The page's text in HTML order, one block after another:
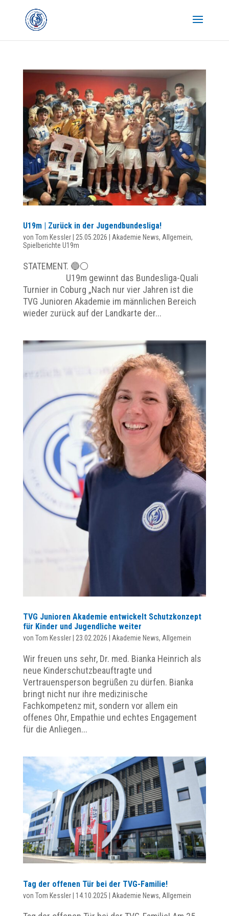
U19m | Zurück in der Jugendbundesliga!
von Tom Kessler| 25.05.2026 Akademie News, Allgemein,
Spielberichte U19m
STATEMENT. 🔵⚪️
U19m gewinnt das Bundesliga-Quali
Turnier in Coburg „Nach nur vier Jahren ist die
TVG Junioren Akademie im männlichen Bereich
wieder zurück auf der Landkarte der...
TVG Junioren Akademie entwickelt Schutzkonzept
für Kinder und Jugendliche weiter
von Tom Kessler| 23.02.2026 Akademie News, Allgemein
Wir freuen uns sehr, Dr. med. Bianka Heinrich als
neue Kinderschutzbeauftragte und
Vertrauensperson begrüßen zu dürfen. Bianka
bringt nicht nur ihre medizinische
Fachkompetenz mit, sondern vor allem ein
offenes Ohr, Empathie und echtes Engagement
für die Anliegen...
Tag der offenen Tür bei der TVG-Familie!
von Tom Kessler| 14.10.2025 | Akademie News, Allgemein